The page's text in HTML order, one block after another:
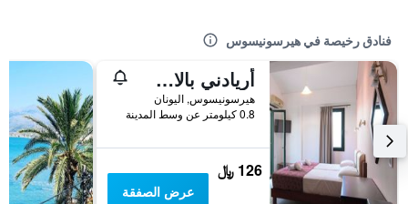
فنادق رخيصة في هيرسونيسوس
أريادني بالاس أبارتمنتس
هيرسونيسوس, اليونان
0.8 كيلومتر عن وسط المدينة
126 ﷼
عرض الصفقة